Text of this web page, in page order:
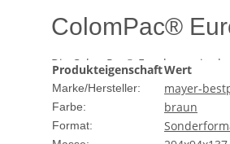
ColomPac®
Die ColomPac® Euroboxen in
robusten Boxen sind speziell
Produktmerkmale
ProdukteigenschaftWert
Marke/Hersteller: mayer-
Farbe: braun
Format: